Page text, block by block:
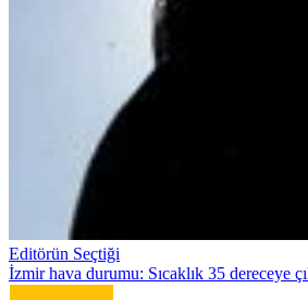
Editörün Seçtiği
İzmir hava durumu: Sıcaklık 35 dereceye